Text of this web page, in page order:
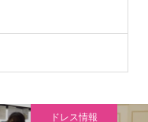
ドレス情報